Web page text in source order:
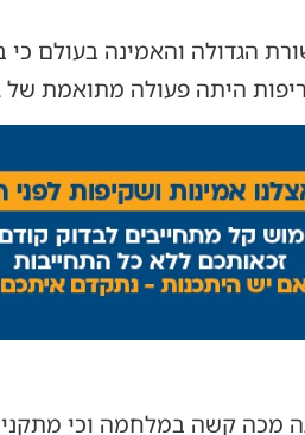
הגדולה והאמינה בעולם כי
היתה פעולה מתואמת של
מכה קשה במלחמה וכי